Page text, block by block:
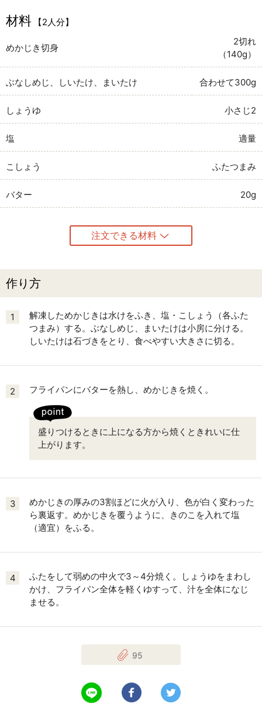
材料 【2人分】
めかじき切身
2切れ
（140g）
ぶなしめじ、しいたけ、まいたけ 合わせて300g
しょうゆ 小さじ2
塩 適量
こしょう ふたつまみ
バター 20g
注文できる材料
作り方
1
解凍しためかじきは水けをふき、塩・こしょう（各ふた
つまみ）する。ぶなしめじ、まいたけは小房に分ける。
しいたけは石づきをとり、食べやすい大きさに切る。
2 フライパンにバターを熱し、めかじきを焼く。
盛りつけるときに上になる方から焼くときれいに仕
上がります。
3
めかじきの厚みの3割ほどに火が入り、色が白く変わった
ら裏返す。めかじきを覆うように、きのこを入れて塩
（適宜）をふる。
4
ふたをして弱めの中火で3～4分焼く。しょうゆをまわし
かけ、フライパン全体を軽くゆすって、汁を全体になじ
ませる。
95
LINEで送る Facebookでシェアする